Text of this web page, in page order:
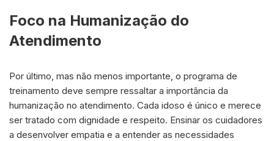
Foco na Humanização do
Atendimento
Por último, mas não menos importante, o programa de
treinamento deve sempre ressaltar a importância da
humanização no atendimento. Cada idoso é único e merece
ser tratado com dignidade e respeito. Ensinar os cuidadores
a desenvolver empatia e a entender as necessidades